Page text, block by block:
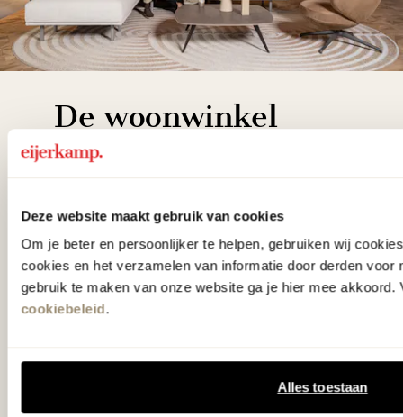
Deze website maakt gebruik van cookies
Om je beter en persoonlijker te helpen, gebruiken wij
cookies en het verzamelen van informatie door derden voor
gebruik te maken van onze website ga je hier mee akkoord.
cookiebeleid.
Alles toestaan
De woonwinkel
gezien op tv!
'Weer verliefd op je huis' niet? We
hebben met liefde de mooiste woon-,
slaap- en designcollecties
samengesteld met de mooiste